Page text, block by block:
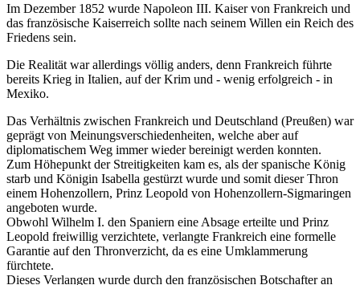
Im Dezember 1852 wurde Napoleon III. Kaiser von Frankreich und
das französische Kaiserreich sollte nach seinem Willen ein Reich des
Friedens sein.
Die Realität war allerdings völlig anders, denn Frankreich führte
bereits Krieg in Italien, auf der Krim und - wenig erfolgreich - in
Mexiko.
Das Verhältnis zwischen Frankreich und Deutschland (Preußen) war
geprägt von Meinungsverschiedenheiten, welche aber auf
diplomatischem Weg immer wieder bereinigt werden konnten.
Zum Höhepunkt der Streitigkeiten kam es, als der spanische König
starb und Königin Isabella gestürzt wurde und somit dieser Thron
einem Hohenzollern, Prinz Leopold von Hohenzollern-Sigmaringen
angeboten wurde.
Obwohl Wilhelm I. den Spaniern eine Absage erteilte und Prinz
Leopold freiwillig verzichtete, verlangte Frankreich eine formelle
Garantie auf den Thronverzicht, da es eine Umklammerung
fürchtete.
Dieses Verlangen wurde durch den französischen Botschafter an